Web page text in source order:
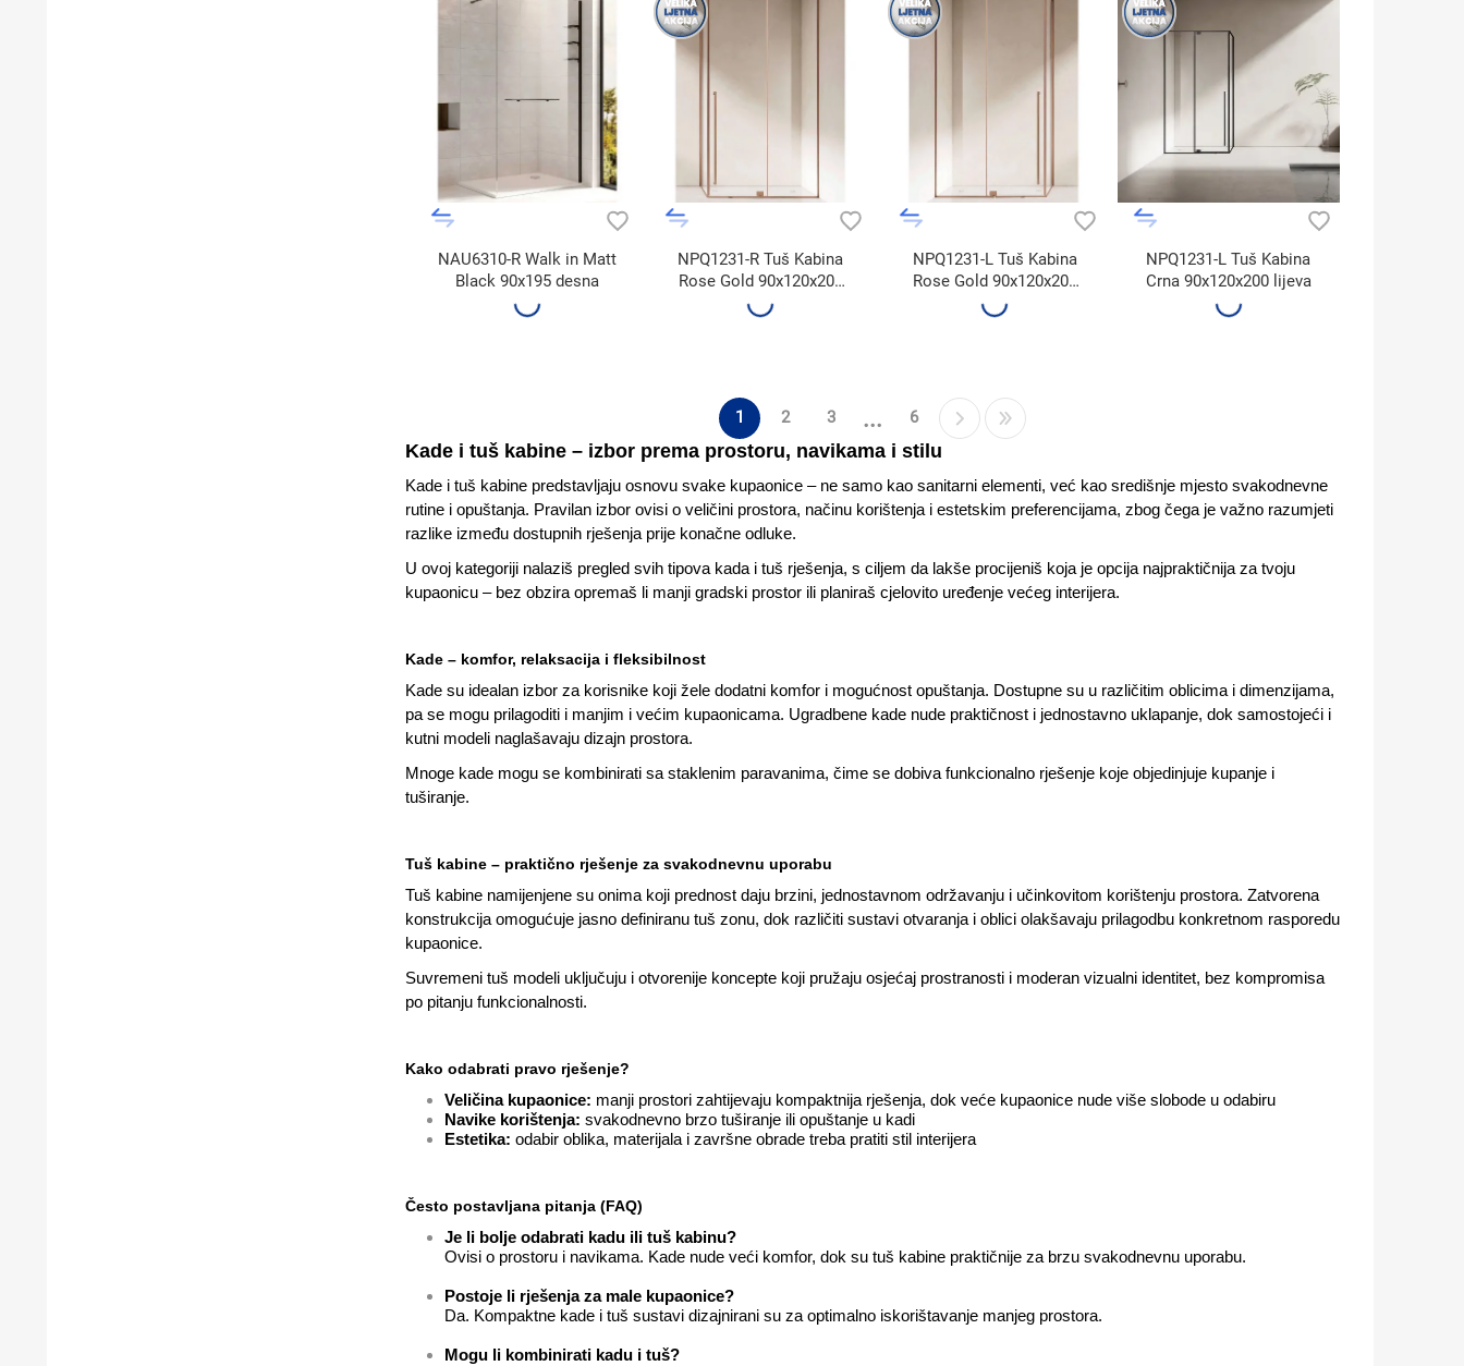
NAU6310-R Walk in Matt
Black 90x195 desna
NPQ1231-R Tuš Kabina
Rose Gold 90x120x200
desna
NPQ1231-L Tuš Kabina
Rose Gold 90x120x200
lijeva
NPQ1231-L Tuš Kabina
Crna 90x120x200 lijeva
1 2 3 ... 6
Kade i tuš kabine – izbor prema prostoru, navikama i stilu
Kade i tuš kabine predstavljaju osnovu svake kupaonice – ne samo kao sanitarni elementi, već kao središnje mjesto svakodnevne
rutine i opuštanja. Pravilan izbor ovisi o veličini prostora, načinu korištenja i estetskim preferencijama, zbog čega je važno razumjeti
razlike između dostupnih rješenja prije konačne odluke.
U ovoj kategoriji nalaziš pregled svih tipova kada i tuš rješenja, s ciljem da lakše procijeniš koja je opcija najpraktičnija za tvoju
kupaonicu – bez obzira opremaš li manji gradski prostor ili planiraš cjelovito uređenje većeg interijera.
Kade – komfor, relaksacija i fleksibilnost
Kade su idealan izbor za korisnike koji žele dodatni komfor i mogućnost opuštanja. Dostupne su u različitim oblicima i dimenzijama,
pa se mogu prilagoditi i manjim i većim kupaonicama. Ugradbene kade nude praktičnost i jednostavno uklapanje, dok samostojeći i
kutni modeli naglašavaju dizajn prostora.
Mnoge kade mogu se kombinirati sa staklenim paravanima, čime se dobiva funkcionalno rješenje koje objedinjuje kupanje i
tuširanje.
Tuš kabine – praktično rješenje za svakodnevnu uporabu
Tuš kabine namijenjene su onima koji prednost daju brzini, jednostavnom održavanju i učinkovitom korištenju prostora. Zatvorena
konstrukcija omogućuje jasno definiranu tuš zonu, dok različiti sustavi otvaranja i oblici olakšavaju prilagodbu konkretnom rasporedu
kupaonice.
Suvremeni tuš modeli uključuju i otvorenije koncepte koji pružaju osjećaj prostranosti i moderan vizualni identitet, bez kompromisa
po pitanju funkcionalnosti.
Kako odabrati pravo rješenje?
Veličina kupaonice: manji prostori zahtijevaju kompaktnija rješenja, dok veće kupaonice nude više slobode u odabiru
Navike korištenja: svakodnevno brzo tuširanje ili opuštanje u kadi
Estetika: odabir oblika, materijala i završne obrade treba pratiti stil interijera
Često postavljana pitanja (FAQ)
Je li bolje odabrati kadu ili tuš kabinu?
Ovisi o prostoru i navikama. Kade nude veći komfor, dok su tuš kabine praktičnije za brzu svakodnevnu uporabu.
Postoje li rješenja za male kupaonice?
Da. Kompaktne kade i tuš sustavi dizajnirani su za optimalno iskorištavanje manjeg prostora.
Mogu li kombinirati kadu i tuš?